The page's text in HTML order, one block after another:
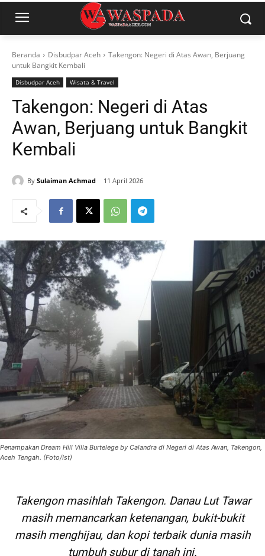
Beranda Disbudpar Aceh
Takengon: Negeri di Atas Awan, Berjuang
untuk Bangkit Kembali
Disbudpar Aceh Wisata & Travel
Takengon: Negeri di Atas
Awan, Berjuang untuk Bangkit
Kembali
By Sulaiman Achmad 11 April 2026
Penampakan Dream Hill Villa Burtelege by Calandra di Negeri di Atas Awan, Takengon,
Aceh Tengah. (Foto/Ist)
Takengon masihlah Takengon. Danau Lut Tawar
masih memancarkan ketenangan, bukit-bukit
masih menghijau, dan kopi terbaik dunia masih
tumbuh subur di tanah ini.